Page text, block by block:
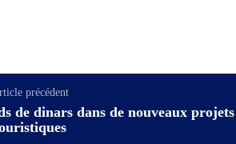
précédent
de dinars dans de nouveaux projets